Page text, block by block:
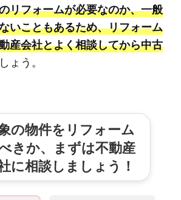
リフォームが必要なのか、一般
いこともあるため、リフォーム
産会社とよく相談してから中古
ょう。
の物件をリフォーム
きか、まずは不動産
に相談しましょう！